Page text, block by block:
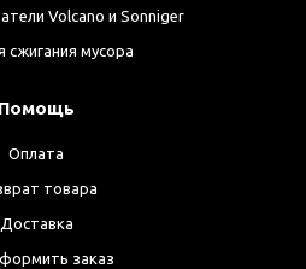
Volcano и Sonniger
сжигания мусора
Помощь
Оплата
товара
Доставка
заказ